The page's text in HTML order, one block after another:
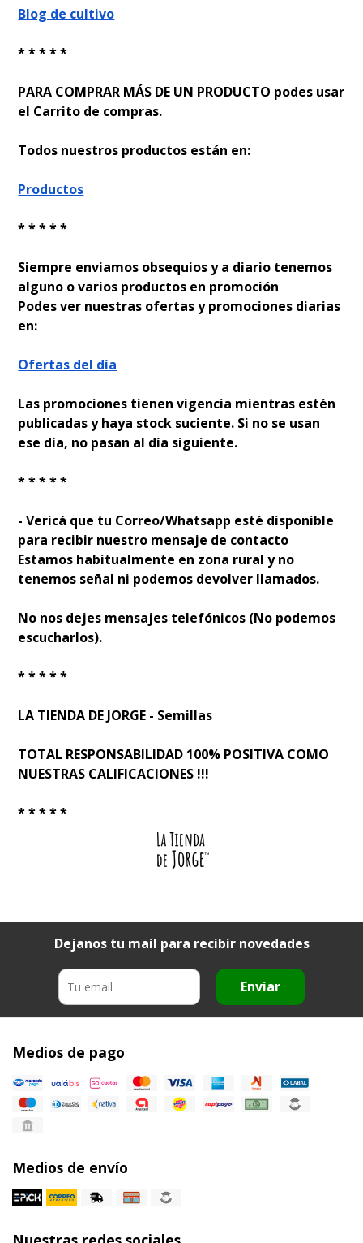
Blog de cultivo
* * * * *
PARA COMPRAR MÁS DE UN PRODUCTO podes usar
el Carrito de compras.
Todos nuestros productos están en:
Productos
* * * * *
Siempre enviamos obsequios y a diario tenemos
alguno o varios productos en promoción
Podes ver nuestras ofertas y promociones diarias
en:
Ofertas del día
Las promociones tienen vigencia mientras estén
publicadas y haya stock suficiente. Si no se usan
ese día, no pasan al día siguiente.
* * * * *
- Verificá que tu Correo/Whatsapp esté disponible
para recibir nuestro mensaje de contacto
Estamos habitualmente en zona rural y no
tenemos señal ni podemos devolver llamados.
No nos dejes mensajes telefónicos (No podemos
escucharlos).
* * * * *
LA TIENDA DE JORGE - Semillas
TOTAL RESPONSABILIDAD 100% POSITIVA COMO
NUESTRAS CALIFICACIONES !!!
* * * * *
Dejanos tu mail para recibir novedades
Enviar
Medios de pago
Medios de envío